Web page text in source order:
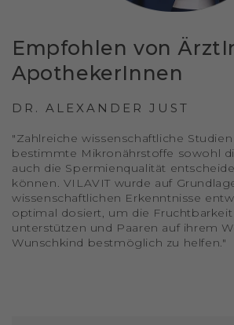
Empfohlen von
ApothekerInnen
DR. ALEXANDER JUST
"Zahlreiche wissenschaftliche
bestimmte Mikronährstoffe sowohl
auch die Spermienqualität
können. VILAVIT wurde auf
wissenschaftlichen Erkenntnisse
optimal dosiert, um die
unterstützen und Paaren auf ihrem
Wunschkind bestmöglich zu helfen."